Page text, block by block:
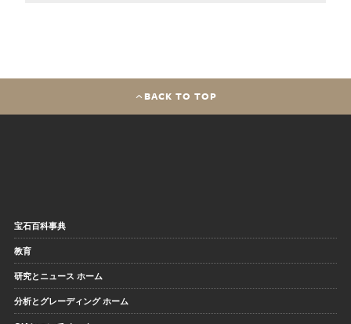
BACK TO TOP
宝石百科事典
教育
研究とニュース ホーム
分析とグレーディング ホーム